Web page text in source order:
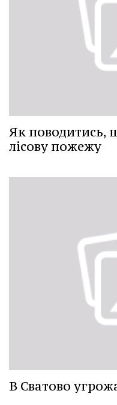
Як поводитись,
лісову пожежу
В Сватово